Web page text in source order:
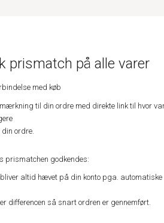
prismatch på alle varer
med køb
til din ordre med direkte link til hvor
ordre.
prismatchen godkendes:
altid hævet på din konto pga. automatiske
differencen så snart ordren er gennemført.